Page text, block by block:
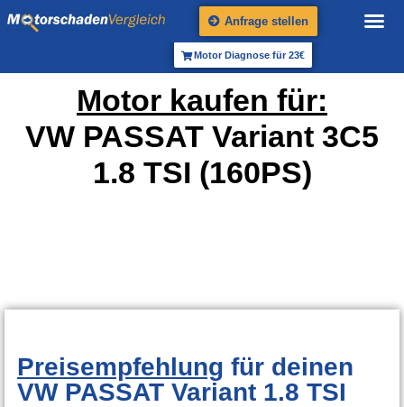
Anfrage stellen
Motor Diagnose für 23€
Motor kaufen für:
VW PASSAT Variant 3C5
1.8 TSI (160PS)
Preisempfehlung für deinen
VW PASSAT Variant 1.8 TSI